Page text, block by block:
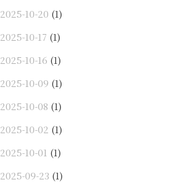
2025-10-20 (1)
2025-10-17 (1)
2025-10-16 (1)
2025-10-09 (1)
2025-10-08 (1)
2025-10-02 (1)
2025-10-01 (1)
2025-09-23 (1)